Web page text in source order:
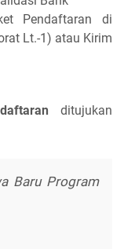
Pendaftaran di
Lt.-1) atau Kirim
ditujukan
Baru Program